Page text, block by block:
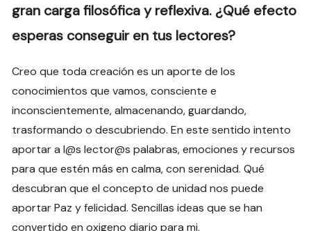
gran carga filosófica y reflexiva. ¿Qué efecto
esperas conseguir en tus lectores?
Creo que toda creación es un aporte de los
conocimientos que vamos, consciente e
inconscientemente, almacenando, guardando,
trasformando o descubriendo. En este sentido intento
aportar a l@s lector@s palabras, emociones y recursos
para que estén más en calma, con serenidad. Qué
descubran que el concepto de unidad nos puede
aportar Paz y felicidad. Sencillas ideas que se han
convertido en oxigeno diario para mi.